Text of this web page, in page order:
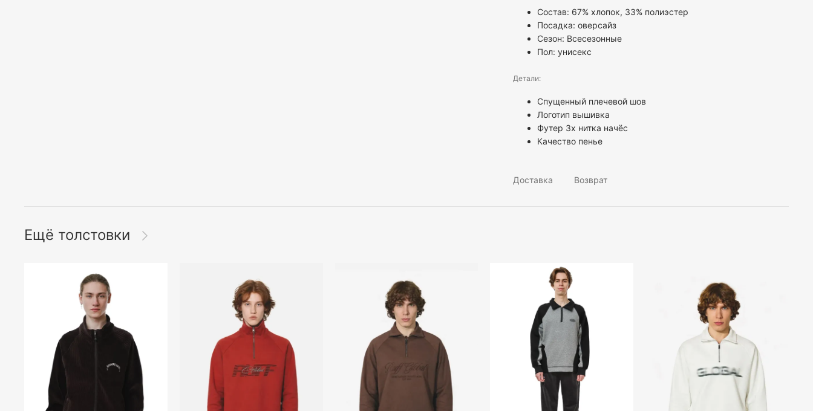
Состав: 67% хлопок, 33% полиэстер
Посадка: оверсайз
Сезон: Всесезонные
Пол:унисекс
Детали:
Спущенный плечевой шов
Логотип вышивка
Футер 3х нитка начёс
Качество пенье
Доставка Возврат
Ещё толстовки